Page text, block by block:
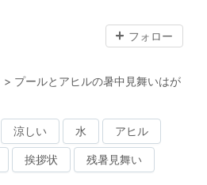
フォロー
> プールとアヒルの暑中見舞いはが
涼しい 水 アヒル
挨拶状 残暑見舞い